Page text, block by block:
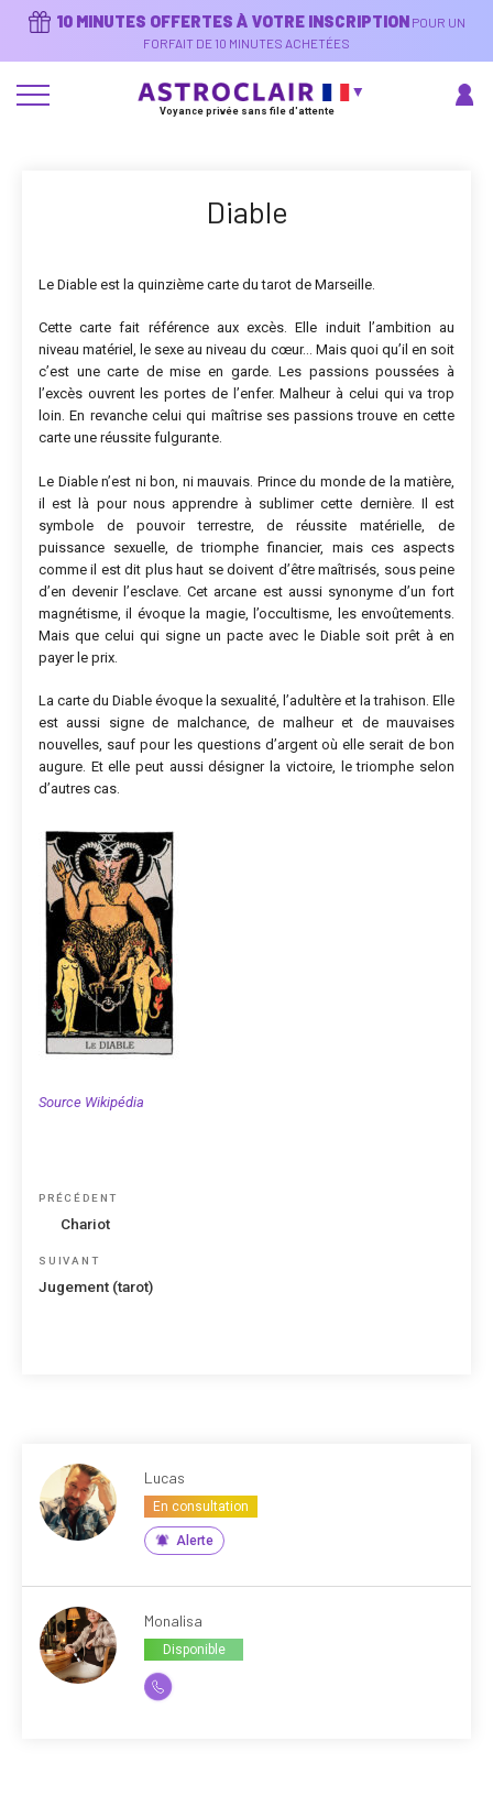
10 MINUTES OFFERTES À VOTRE INSCRIPTION POUR UN
FORFAIT DE 10 MINUTES ACHETÉES
Voyance privée sans file d'attente
Diable
Le Diable est la quinzième carte du tarot de Marseille.
Cette carte fait référence aux excès. Elle induit l’ambition au
niveau matériel, le sexe au niveau du cœur… Mais quoi qu’il en soit
c’est une carte de mise en garde. Les passions poussées à
l’excès ouvrent les portes de l’enfer. Malheur à celui qui va trop
loin. En revanche celui qui maîtrise ses passions trouve en cette
carte une réussite fulgurante.
Le Diable n’est ni bon, ni mauvais. Prince du monde de la matière,
il est là pour nous apprendre à sublimer cette dernière. Il est
symbole de pouvoir terrestre, de réussite matérielle, de
puissance sexuelle, de triomphe financier, mais ces aspects
comme il est dit plus haut se doivent d’être maîtrisés, sous peine
d’en devenir l’esclave. Cet arcane est aussi synonyme d’un fort
magnétisme, il évoque la magie, l’occultisme, les envoûtements.
Mais que celui qui signe un pacte avec le Diable soit prêt à en
payer le prix.
La carte du Diable évoque la sexualité, l’adultère et la trahison. Elle
est aussi signe de malchance, de malheur et de mauvaises
nouvelles, sauf pour les questions d’argent où elle serait de bon
augure. Et elle peut aussi désigner la victoire, le triomphe selon
d’autres cas.
Source Wikipédia
Navigation
Article
précédent
PRÉCÉDENT
Chariot
Article
SUIVANT
Jugement (tarot)
Lucas
En consultation
Alerte
Monalisa
Disponible